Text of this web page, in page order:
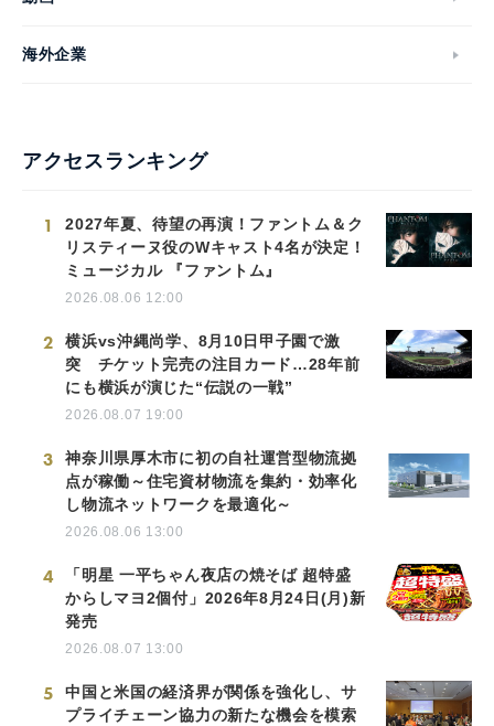
海外企業
アクセスランキング
1
2027年夏、待望の再演！ファントム＆ク
リスティーヌ役のWキャスト4名が決定！
ミュージカル 『ファントム』
2026.08.06 12:00
2
横浜vs沖縄尚学、8月10日甲子園で激
突 チケット完売の注目カード…28年前
にも横浜が演じた“伝説の一戦”
2026.08.07 19:00
3
神奈川県厚木市に初の自社運営型物流拠
点が稼働～住宅資材物流を集約・効率化
し物流ネットワークを最適化～
2026.08.06 13:00
4
「明星 一平ちゃん夜店の焼そば 超特盛
からしマヨ2個付」2026年8月24日(月)新
発売
2026.08.07 13:00
5
中国と米国の経済界が関係を強化し、サ
プライチェーン協力の新たな機会を模索